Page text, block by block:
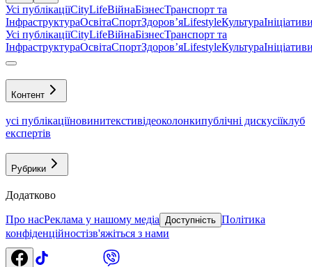
Усі публікаціїCityLifeВійнаБізнесТранспорт та
ІнфраструктураОсвітаСпортЗдоровʼяLifestyleКультура
Усі публікаціїCityLifeВійнаБізнесТранспорт та
ІнфраструктураОсвітаСпортЗдоровʼяLifestyleКультура
Контент
усі публікаціїновинитекстивідеоколонкипублічні дискусіїклуб
експертів
Рубрики
Додатково
Про насРеклама у нашому медіа Доступність Політика
конфіденційностізв'яжіться з нами